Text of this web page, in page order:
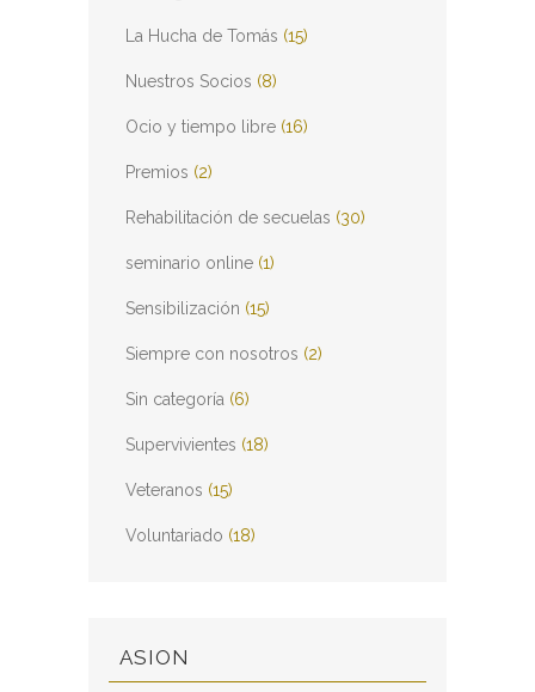
La Hucha de Tomás (15)
Nuestros Socios (8)
Ocio y tiempo libre (16)
Premios (2)
Rehabilitación de secuelas (30)
seminario online (1)
Sensibilización (15)
Siempre con nosotros (2)
Sin categoría (6)
Supervivientes (18)
Veteranos (15)
Voluntariado (18)
ASION